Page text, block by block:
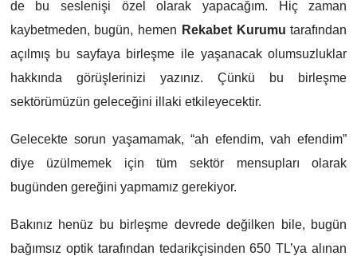
de bu seslenişi özel olarak yapacağım. Hiç zaman
kaybetmeden, bugün, hemen Rekabet Kurumu tarafından
açılmış bu sayfaya birleşme ile yaşanacak olumsuzluklar
hakkında görüşlerinizi yazınız. Çünkü bu birleşme
sektörümüzün geleceğini illaki etkileyecektir.
Gelecekte sorun yaşamamak, “ah efendim, vah efendim”
diye üzülmemek için tüm sektör mensupları olarak
bugünden gereğini yapmamız gerekiyor.
Bakınız henüz bu birleşme devrede değilken bile, bugün
bağımsız optik tarafından tedarikçisinden 650 TL’ya alınan